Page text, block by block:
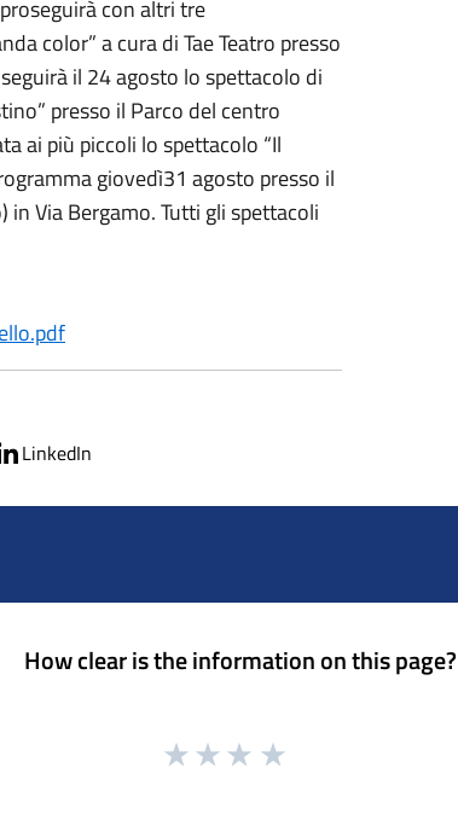
con altri tre
color” a cura di Tae Teatro presso
il 24 agosto lo spettacolo di
presso il Parco del centro
ai più piccoli lo spettacolo “Il
giovedì31 agosto presso il
Via Bergamo. Tutti gli spettacoli
LinkedIn
How clear is the information on this page?